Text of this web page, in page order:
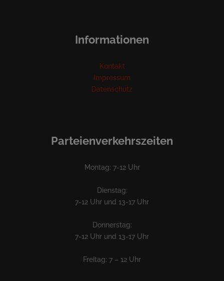
Informationen
Kontakt
Impressum
Datenschutz
Parteienverkehrszeiten
Montag: 7-12 Uhr
Dienstag:
7-12 Uhr und 13-17 Uhr
Donnerstag:
7-12 Uhr und 13-17 Uhr
Freitag: 7 – 12 Uhr